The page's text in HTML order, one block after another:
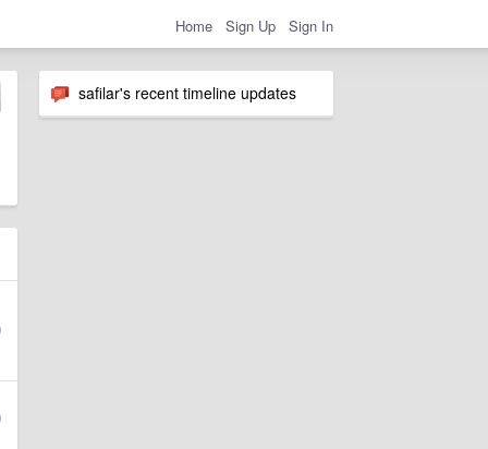
Home Sign Up Sign In
safilar's recent timeline updates